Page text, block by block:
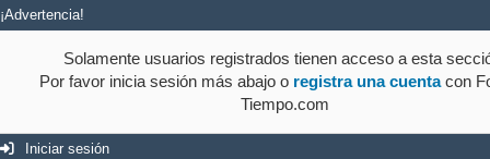
¡Advertencia!
Solamente usuarios registrados tienen acceso a esta
Por favor inicia sesión más abajo o registra una cuentacon
Tiempo.com
Iniciar sesión